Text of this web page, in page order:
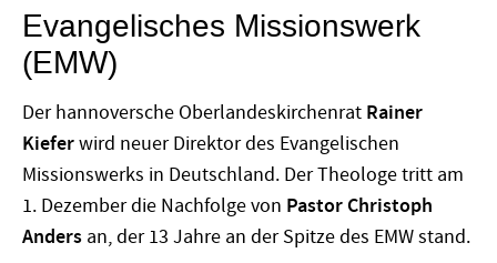
Evangelisches Missionswerk
(EMW)
Der hannoversche Oberlandeskirchenrat Rainer
Kieferwird neuer Direktor des Evangelischen
Missionswerks in Deutschland. Der Theologe tritt am
1. Dezember die Nachfolge von Pastor Christoph
Anders an, der 13 Jahre an der Spitze des EMW stand.